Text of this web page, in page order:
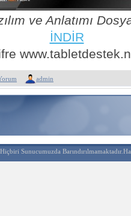
ve Anlatımı
İNDİR
admin
Sunucumuzda